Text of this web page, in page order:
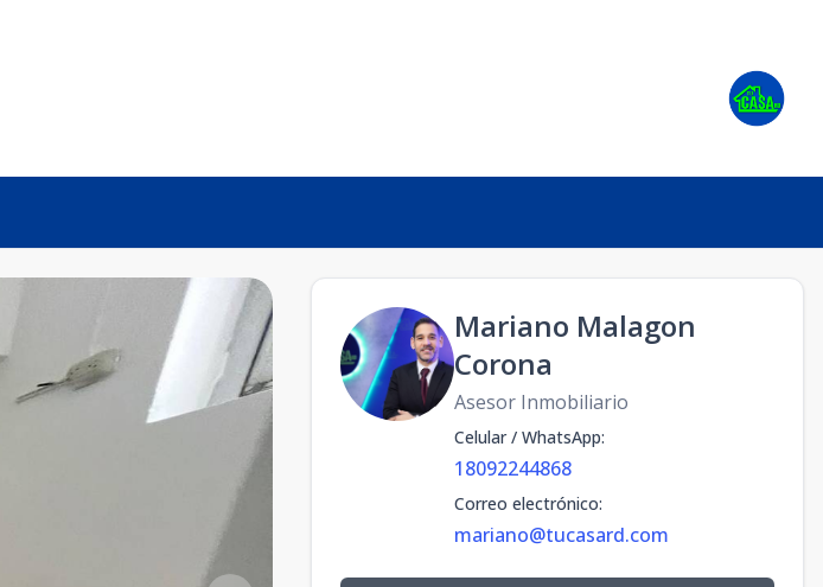
Mariano Malagon
Corona
Asesor Inmobiliario
Celular / WhatsApp:
18092244868
Correo electrónico:
mariano@tucasard.com